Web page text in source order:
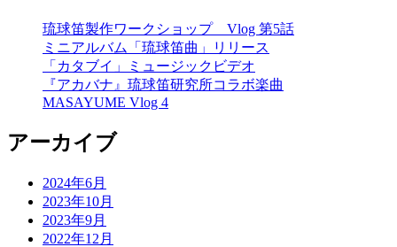
琉球笛製作ワークショップ Vlog 第5話
ミニアルバム「琉球笛曲」リリース
「カタブイ」ミュージックビデオ
『アカバナ』琉球笛研究所コラボ楽曲
MASAYUME Vlog 4
アーカイブ
2024年6月
2023年10月
2023年9月
2022年12月